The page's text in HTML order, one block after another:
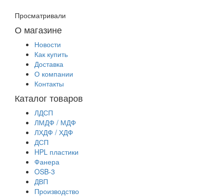
Просматривали
О магазине
Новости
Как купить
Доставка
О компании
Контакты
Каталог товаров
ЛДСП
ЛМДФ / МДФ
ЛХДФ / ХДФ
ДСП
HPL пластики
Фанера
OSB-3
ДВП
Производство